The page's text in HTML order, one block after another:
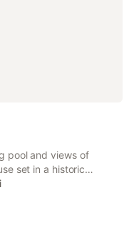
pool and views of
set in a historic
Gardens. A hot